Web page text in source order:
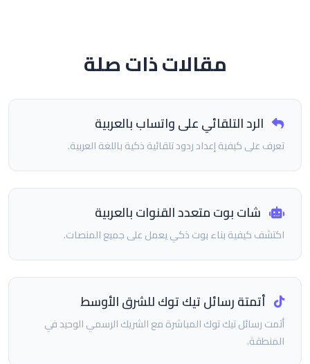
مقالات ذات صلة
الرد التلقائي على واتساب بالعربية
تعرف على كيفية إعداد ردود تلقائية ذكية باللغة العربية.
شات بوت متعدد القنوات بالعربية
اكتشف كيفية بناء بوت ذكي يعمل على جميع المنصات.
أتمتة رسائل تيك توك للشرق الأوسط
أتمت رسائل تيك توك المباشرة مع الشريك الرسمي الوحيد في
المنطقة.